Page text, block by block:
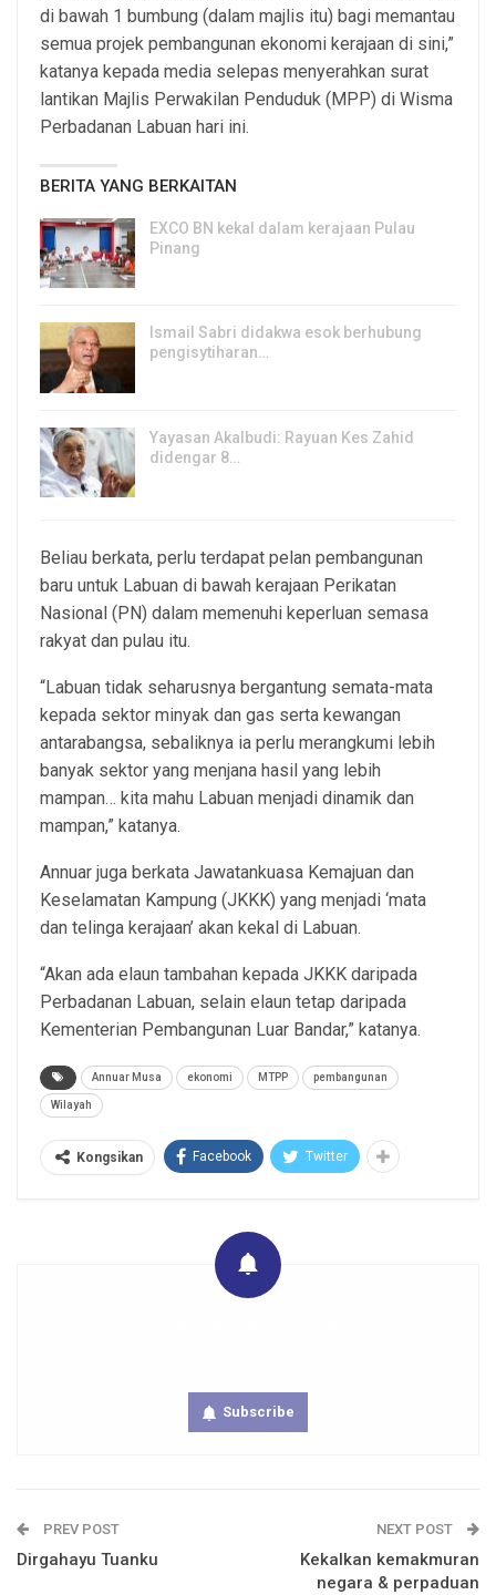
di bawah 1 bumbung (dalam majlis itu) bagi memantau
semua projek pembangunan ekonomi kerajaan di sini,”
katanya kepada media selepas menyerahkan surat
lantikan Majlis Perwakilan Penduduk (MPP) di Wisma
Perbadanan Labuan hari ini.
BERITA YANG BERKAITAN
EXCO BN kekal dalam kerajaan Pulau
Pinang
Ismail Sabri didakwa esok berhubung
pengisytiharan…
Yayasan Akalbudi: Rayuan Kes Zahid
didengar 8…
Beliau berkata, perlu terdapat pelan pembangunan
baru untuk Labuan di bawah kerajaan Perikatan
Nasional (PN) dalam memenuhi keperluan semasa
rakyat dan pulau itu.
“Labuan tidak seharusnya bergantung semata-mata
kepada sektor minyak dan gas serta kewangan
antarabangsa, sebaliknya ia perlu merangkumi lebih
banyak sektor yang menjana hasil yang lebih
mampan… kita mahu Labuan menjadi dinamik dan
mampan,” katanya.
Annuar juga berkata Jawatankuasa Kemajuan dan
Keselamatan Kampung (JKKK) yang menjadi ‘mata
dan telinga kerajaan’ akan kekal di Labuan.
“Akan ada elaun tambahan kepada JKKK daripada
Perbadanan Labuan, selain elaun tetap daripada
Kementerian Pembangunan Luar Bandar,” katanya.
Annuar Musa ekonomi MTPP pembangunan
Wilayah
Kongsikan Facebook Twitter
Subscribe
PREV POST
Dirgahayu Tuanku
NEXT POST
Kekalkan kemakmuran
negara & perpaduan